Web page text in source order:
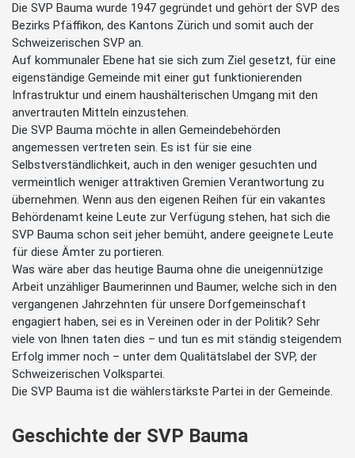
Die SVP Bauma wurde 1947 gegründet und gehört der SVP des
Bezirks Pfäffikon, des Kantons Zürich und somit auch der
Schweizerischen SVP an.
Auf kommunaler Ebene hat sie sich zum Ziel gesetzt, für eine
eigenständige Gemeinde mit einer gut funktionierenden
Infrastruktur und einem haushälterischen Umgang mit den
anvertrauten Mitteln einzustehen.
Die SVP Bauma möchte in allen Gemeindebehörden
angemessen vertreten sein. Es ist für sie eine
Selbstverständlichkeit, auch in den weniger gesuchten und
vermeintlich weniger attraktiven Gremien Verantwortung zu
übernehmen. Wenn aus den eigenen Reihen für ein vakantes
Behördenamt keine Leute zur Verfügung stehen, hat sich die
SVP Bauma schon seit jeher bemüht, andere geeignete Leute
für diese Ämter zu portieren.
Was wäre aber das heutige Bauma ohne die uneigennützige
Arbeit unzähliger Baumerinnen und Baumer, welche sich in den
vergangenen Jahrzehnten für unsere Dorfgemeinschaft
engagiert haben, sei es in Vereinen oder in der Politik? Sehr
viele von Ihnen taten dies – und tun es mit ständig steigendem
Erfolg immer noch – unter dem Qualitätslabel der SVP, der
Schweizerischen Volkspartei.
Die SVP Bauma ist die wählerstärkste Partei in der Gemeinde.
Geschichte der SVP Bauma